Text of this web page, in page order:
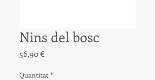
Nins del bosc
56,90 €Price
Quantitat *